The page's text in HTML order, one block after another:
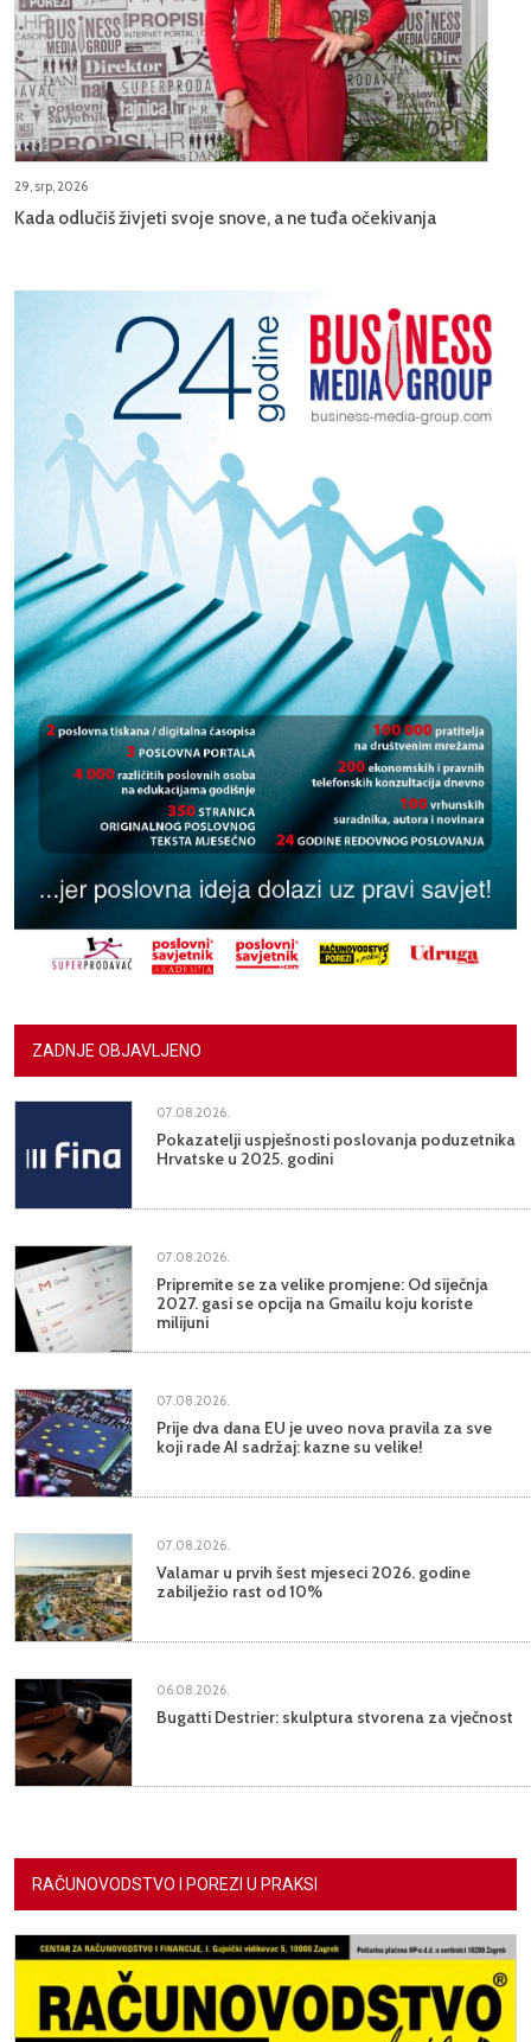
29, srp, 2026
Kada odlučiš živjeti svoje snove, a ne tuđa očekivanja
ZADNJE OBJAVLJENO
07.08.2026.
Pokazatelji uspješnosti poslovanja poduzetnika
Hrvatske u 2025. godini
07.08.2026.
Pripremite se za velike promjene: Od siječnja
2027. gasi se opcija na Gmailu koju koriste
milijuni
07.08.2026.
Prije dva dana EU je uveo nova pravila za sve
koji rade AI sadržaj: kazne su velike!
07.08.2026.
Valamar u prvih šest mjeseci 2026. godine
zabilježio rast od 10%
06.08.2026.
Bugatti Destrier: skulptura stvorena za vječnost
RAČUNOVODSTVO I POREZI U PRAKSI